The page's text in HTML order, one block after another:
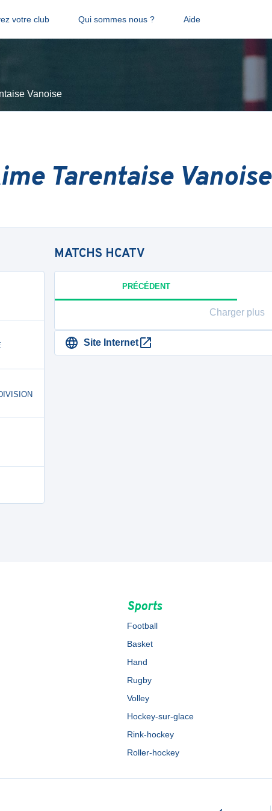
votre club Qui sommes nous ? Aide
Vanoise
Tarentaise Vanoise
MATCHS HCATV
PRÉCÉDENT
Charger plus
Site Internet
Sports
Football
Basket
Hand
Rugby
Volley
Hockey-sur-glace
Rink-hockey
Roller-hockey